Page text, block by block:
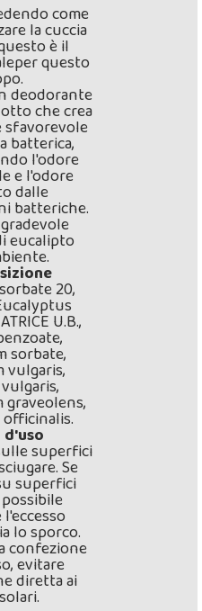
come
la cuccia
è il
questo
deodorante
che crea
sfavorevole
batterica,
l'odore
e l'odore
dalle
batteriche.
eucalipto
20,
U.B.,
sorbate,
vulgaris,
graveolens,
superfici
Se
superfici
lo sporco.
confezione
evitare
diretta ai